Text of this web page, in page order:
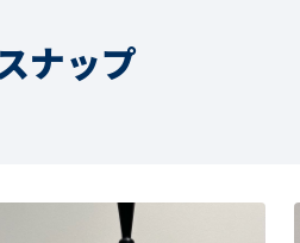
ナップ